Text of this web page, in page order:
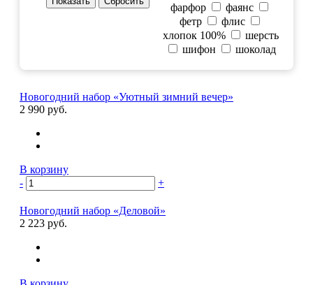
фарфор
фаянс
фетр
флис
хлопок 100%
шерсть
шифон
шоколад
Новогодний набор «Уютный зимний вечер»
2 990 руб.
В корзину
-
+
Новогодний набор «Деловой»
2 223 руб.